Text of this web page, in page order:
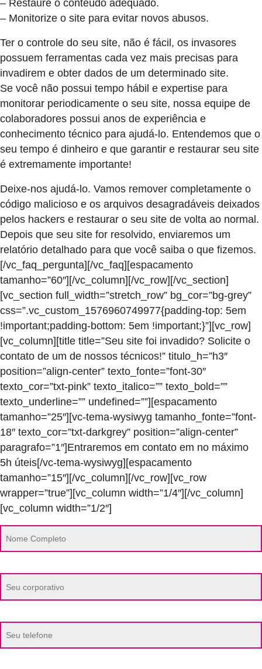
– Restaure o conteúdo adequado.
– Monitorize o site para evitar novos abusos.
Ter o controle do seu site, não é fácil, os invasores
possuem ferramentas cada vez mais precisas para
invadirem e obter dados de um determinado site.
Se você não possui tempo hábil e expertise para
monitorar periodicamente o seu site, nossa equipe de
colaboradores possui anos de experiência e
conhecimento técnico para ajudá-lo. Entendemos que o
seu tempo é dinheiro e que garantir e restaurar seu site
é extremamente importante!
Deixe-nos ajudá-lo. Vamos remover completamente o
código malicioso e os arquivos desagradáveis ​​deixados
pelos hackers e restaurar o seu site de volta ao normal.
Depois que seu site for resolvido, enviaremos um
relatório detalhado para que você saiba o que fizemos.
[/vc_faq_pergunta][/vc_faq][espacamento
tamanho=”60″][/vc_column][/vc_row][/vc_section]
[vc_section full_width=”stretch_row” bg_cor=”bg-grey”
css=”.vc_custom_1576960749977{padding-top: 5em
!important;padding-bottom: 5em !important;}”][vc_row]
[vc_column][title title=”Seu site foi invadido? Solicite o
contato de um de nossos técnicos!” titulo_h=”h3″
position=”align-center” texto_fonte=”font-30″
texto_cor=”txt-pink” texto_italico=”” texto_bold=””
texto_underline=”” undefined=””][espacamento
tamanho=”25″][vc-tema-wysiwyg tamanho_fonte=”font-
18″ texto_cor=”txt-darkgrey” position=”align-center”
paragrafo=”1″]Entraremos em contato em no máximo
5h úteis[/vc-tema-wysiwyg][espacamento
tamanho=”15″][/vc_column][/vc_row][vc_row
wrapper=”true”][vc_column width=”1/4″][/vc_column]
[vc_column width=”1/2″]